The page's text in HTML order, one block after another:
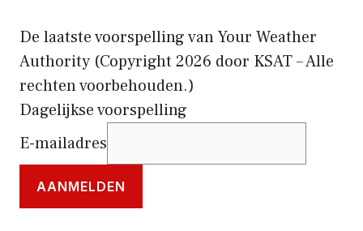
De laatste voorspelling van Your Weather
Authority (Copyright 2026 door KSAT – Alle
rechten voorbehouden.)
Dagelijkse voorspelling
E-mailadres
AANMELDEN